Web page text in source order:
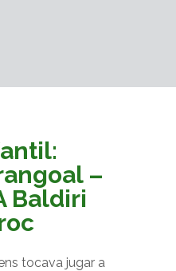
–
Baldiri
tocava jugar a